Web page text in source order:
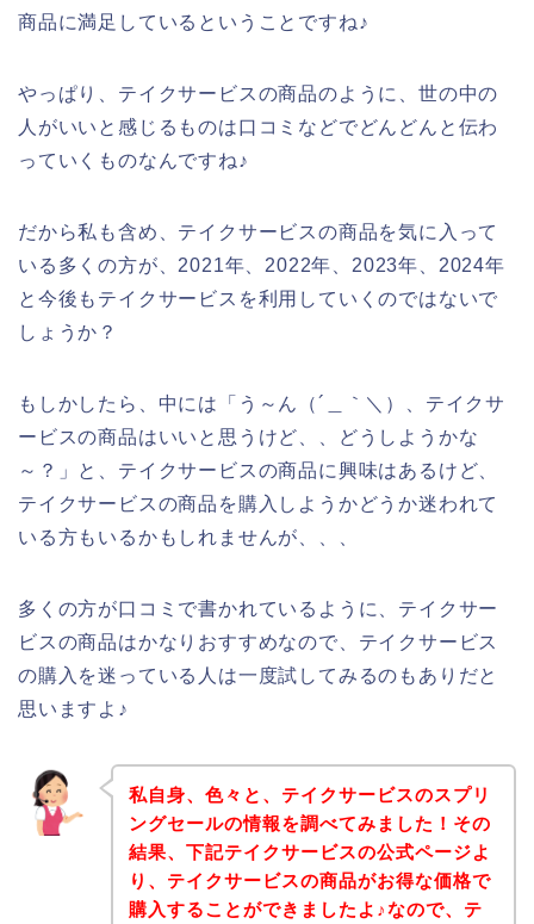
商品に満足しているということですね♪
やっぱり、テイクサービスの商品のように、世の中の
人がいいと感じるものは口コミなどでどんどんと伝わ
っていくものなんですね♪
だから私も含め、テイクサービスの商品を気に入って
いる多くの方が、2021年、2022年、2023年、2024年
と今後もテイクサービスを利用していくのではないで
しょうか？
もしかしたら、中には「う～ん（´＿｀＼）、テイクサ
ービスの商品はいいと思うけど、、どうしようかな
～？」と、テイクサービスの商品に興味はあるけど、
テイクサービスの商品を購入しようかどうか迷われて
いる方もいるかもしれませんが、、、
多くの方が口コミで書かれているように、テイクサー
ビスの商品はかなりおすすめなので、テイクサービス
の購入を迷っている人は一度試してみるのもありだと
思いますよ♪
私自身、色々と、テイクサービスのスプリ
ングセールの情報を調べてみました！その
結果、下記テイクサービスの公式ページよ
り、テイクサービスの商品がお得な価格で
購入することができましたよ♪なので、テ